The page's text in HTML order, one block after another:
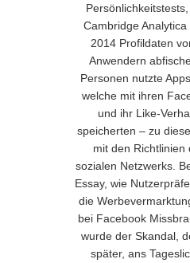
Cambridge
2014 Profildaten
Anwendern
Personen nutzte
welche mit ihren
und ihr Like-
speicherten – zu
mit den Richtlinien
sozialen Netzwerks.
Essay, wie
die
bei Facebook
wurde der Skandal,
später, ans